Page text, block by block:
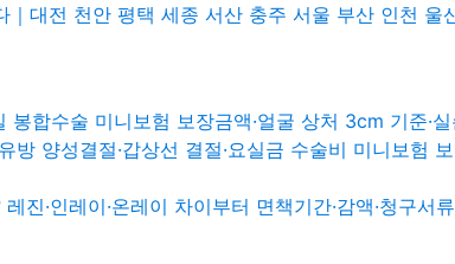
대전 천안 평택 세종 서산 충주 서울 부산 인천 울
합수술 미니보험 보장금액·얼굴 상처 3cm 기준·
방 양성결절·갑상선 결절·요실금 수술비 미니보험
진·인레이·온레이 차이부터 면책기간·감액·청구서